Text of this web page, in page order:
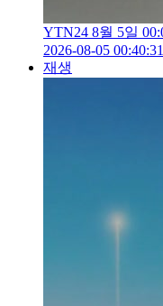
YTN24 8월 5일
2026-08-05 00:40:31
재생